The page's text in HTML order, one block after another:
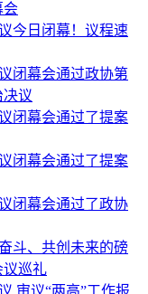
会
今日闭幕！议程速
闭幕会通过政协第
议
闭幕会通过了提案
闭幕会通过了提案
闭幕会通过了政协
斗、共创未来的磅
巡礼